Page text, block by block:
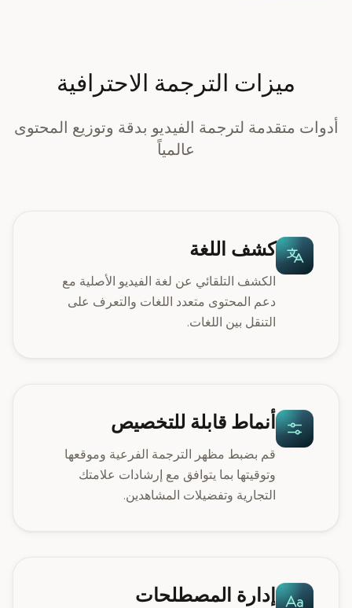
ميزات الترجمة الاحترافية
أدوات متقدمة لترجمة الفيديو بدقة وتوزيع المحتوى
عالمياً
كشف اللغة
الكشف التلقائي عن لغة الفيديو الأصلية مع
دعم المحتوى متعدد اللغات والتعرف على
التنقل بين اللغات.
أنماط قابلة للتخصيص
قم بضبط مظهر الترجمة الفرعية وموقعها
وتوقيتها بما يتوافق مع إرشادات علامتك
التجارية وتفضيلات المشاهدين.
إدارة المصطلحات